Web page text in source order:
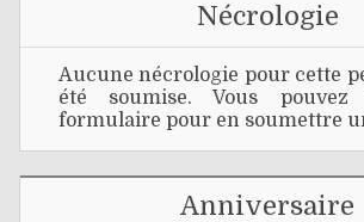
Nécrologie
Aucune nécrologie pour cette
été soumise. Vous
formulaire pour en soumettre
Anniversaire